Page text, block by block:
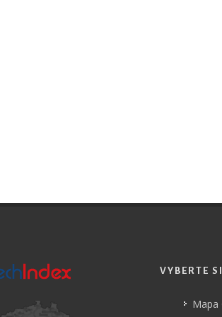
VYBERTE SI
Mapa